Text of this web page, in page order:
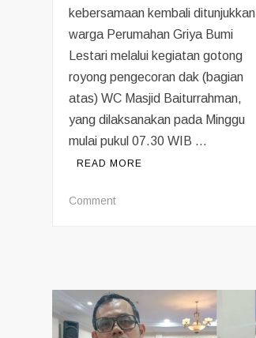
kebersamaan kembali ditunjukkan
warga Perumahan Griya Bumi
Lestari melalui kegiatan gotong
royong pengecoran dak (bagian
atas) WC Masjid Baiturrahman,
yang dilaksanakan pada Minggu
mulai pukul 07.30 WIB …
READ MORE
Commenton
Lestari
Gotong
Royong